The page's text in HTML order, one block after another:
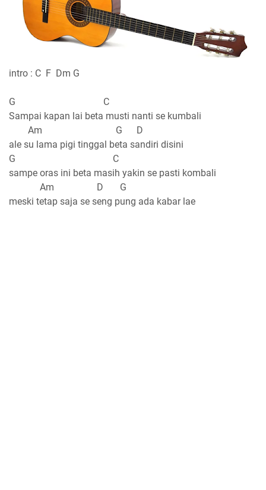
intro : C F Dm G
G C
Sampai kapan lai beta musti nanti se kumbali
Am G D
ale su lama pigi tinggal beta sandiri disini
G C
sampe oras ini beta masih yakin se pasti kombali
Am D G
meski tetap saja se seng pung ada kabar lae